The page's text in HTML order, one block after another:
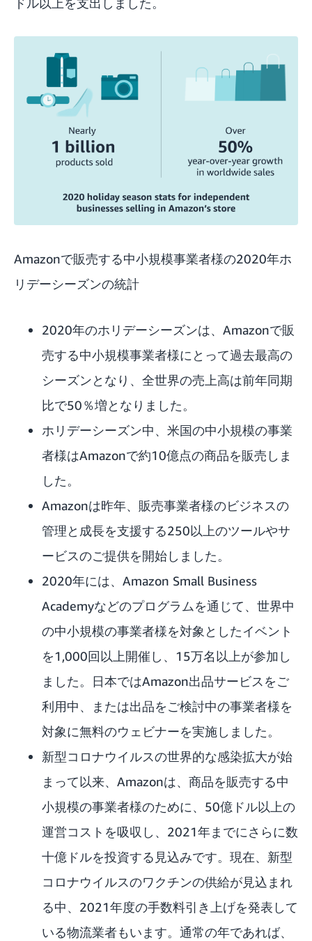
Amazonで販売する中小規模事業者様の2020年ホ
リデーシーズンの統計
2020年のホリデーシーズンは、Amazonで販
売する中小規模事業者様にとって過去最高の
シーズンとなり、全世界の売上高は前年同期
比で50％増となりました。
ホリデーシーズン中、米国の中小規模の事業
者様はAmazonで約10億点の商品を販売しま
した。
Amazonは昨年、販売事業者様のビジネスの
管理と成長を支援する250以上のツールやサ
ービスのご提供を開始しました。
2020年には、 Amazon Small Business
Academyなどのプログラムを通じて、世界中
の中小規模の事業者様を対象としたイベント
を1,000回以上開催し、15万名以上が参加し
ました。日本ではAmazon出品サービスをご
利用中、または出品をご検討中の事業者様を
対象に無料のウェビナーを実施しました。
新型コロナウイルスの世界的な感染拡大が始
まって以来、Amazonは、商品を販売する中
小規模の事業者様のために、50億ドル以上の
運営コストを吸収し、2021年までにさらに数
十億ドルを投資する見込みです。現在、新型
コロナウイルスのワクチンの供給が見込まれ
る中、2021年度の手数料引き上げを発表して
いる物流業者もいます。通常の年であれば、